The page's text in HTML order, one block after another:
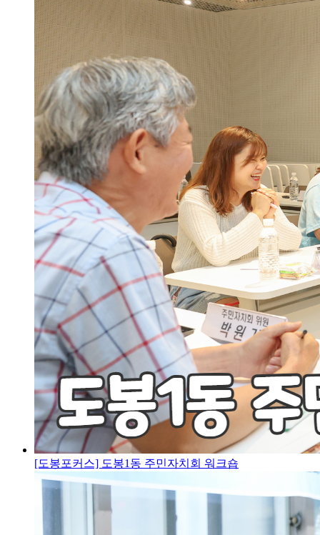
[도봉포커스] 도봉1동 주민자치회 워크숍